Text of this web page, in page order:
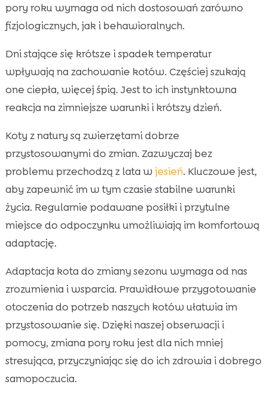
pory roku wymaga od nich dostosowań zarówno
fizjologicznych, jak i behawioralnych.
Dni stające się krótsze i spadek temperatur
wpływają na zachowanie kotów. Częściej szukają
one ciepła, więcej śpią. Jest to ich instynktowna
reakcja na zimniejsze warunki i krótszy dzień.
Koty z natury są zwierzętami dobrze
przystosowanymi do zmian. Zazwyczaj bez
problemu przechodzą z lata w jesień. Kluczowe jest,
aby zapewnić im w tym czasie stabilne warunki
życia. Regularnie podawane posiłki i przytulne
miejsce do odpoczynku umożliwiają im komfortową
adaptację.
Adaptacja kota do zmiany sezonu wymaga od nas
zrozumienia i wsparcia. Prawidłowe przygotowanie
otoczenia do potrzeb naszych kotów ułatwia im
przystosowanie się. Dzięki naszej obserwacji i
pomocy, zmiana pory roku jest dla nich mniej
stresująca, przyczyniając się do ich zdrowia i dobrego
samopoczucia.